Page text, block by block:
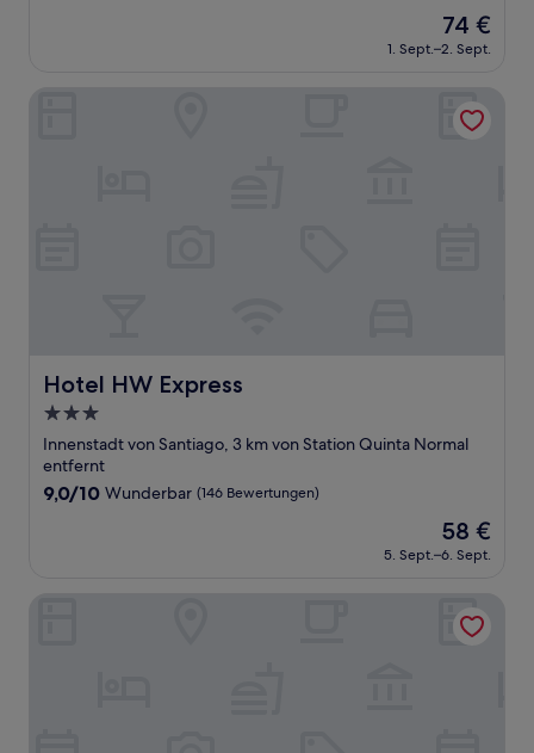
Bewertungen)
Der
Preis
beträgt
74 €
1. Sept.–2. Sept.
Hotel HW Express
Hotel HW Express
3.0-
Sterne-
Unterkunft
Innenstadt von Santiago, 3 km von Station Quinta Normal
entfernt
9.0
Bewertungen)
9,0/10 Wunderbar (146 Bewertungen)
Der
Preis
beträgt
58 €
5. Sept.–6. Sept.